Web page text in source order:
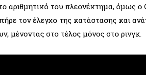
αριθμητικό του πλεονέκτημα, όμως ο
τον έλεγχο της κατάστασης και
στο τέλος μόνος στο ρινγκ.